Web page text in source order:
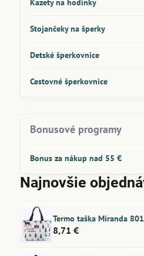
Kazety na hodinky
Stojančeky na šperky
Detské šperkovnice
Cestovné šperkovnice
Bonusové programy
Bonus za nákup nad 55 €
Najnovšie
Termo taška Miranda
8,71 €